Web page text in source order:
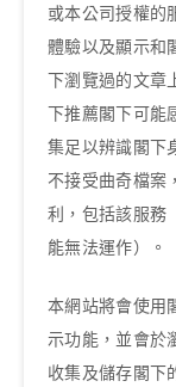
或本公司授權的
體驗以及顯示和
下瀏覽過的文章
下推薦閣下可能
集足以辨識閣下
不接受曲奇檔案
利，包括該服務
能無法運作）。
本網站將會使用
示功能，並會於
收集及儲存閣下